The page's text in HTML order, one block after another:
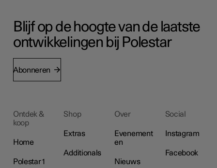
Blijf op de hoogte van de laatste
ontwikkelingen bij Polestar
Abonneren
Ontdek &
koop
Home
Polestar 1
Shop
Extras
Additionals
Over
Evenement
en
Nieuws
Social
Instagram
Facebook